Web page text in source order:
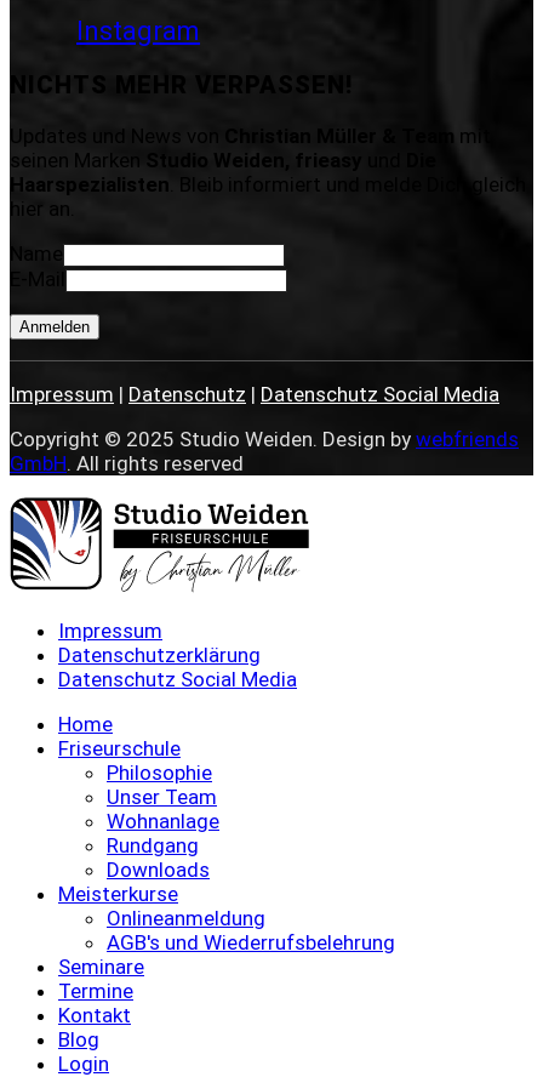
Instagram
NICHTS MEHR VERPASSEN!
Updates und News von Christian Müller & Team mit
seinen Marken
Studio Weiden, frieasy
Haarspezialisten . Bleib informiert und melde Dich gleich
hier an.
Name
Anmelden
Impressum | Datenschutz | Datenschutz Social Media
Copyright © 2025 Studio Weiden. Design by webfriends
GmbH. All rights reserved
Impressum
Datenschutzerklärung
Datenschutz Social Media
Home
Friseurschule
Philosophie
Unser Team
Wohnanlage
Rundgang
Downloads
Meisterkurse
Onlineanmeldung
AGB's und Wiederrufsbelehrung
Seminare
Termine
Kontakt
Blog
Login